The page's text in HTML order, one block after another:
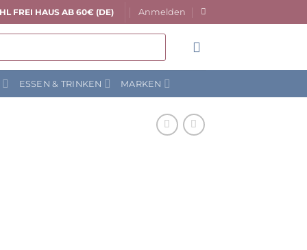
FREI HAUS AB 60€ (DE) Anmelden
ESSEN & TRINKEN MARKEN